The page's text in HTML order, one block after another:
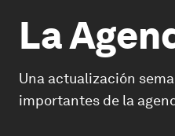
La
Una actualización
importantes de la